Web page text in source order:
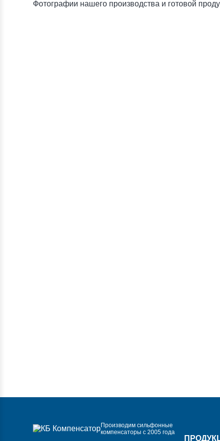
Фотографии нашего производства и готовой
Производим сильфонные
компенсаторы с 2005 года